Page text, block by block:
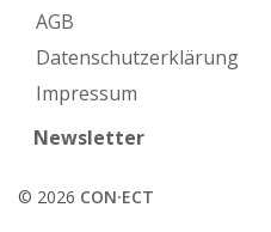
AGB
Datenschutzerklärung
Impressum
Newsletter
© 2026 CON·ECT